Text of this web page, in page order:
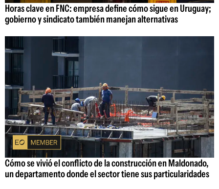
Horas clave en FNC: empresa define cómo sigue en Uruguay;
gobierno y sindicato también manejan alternativas
Cómo se vivió el conflicto de la construcción en Maldonado,
un departamento donde el sector tiene sus particularidades